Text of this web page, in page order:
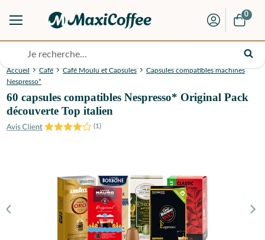
0
Accueil Café Café Moulu et Capsules
Capsules compatibles machines
Nespresso*
60 capsules compatibles Nespresso* Original Pack
découverte Top italien
(1)